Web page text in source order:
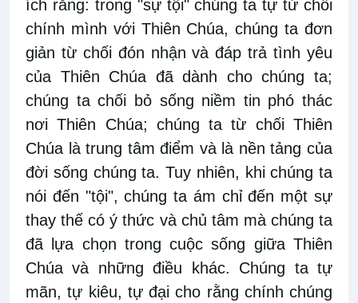
ích rằng: trong "sự tội" chúng ta tự từ chối
chính mình với Thiên Chúa, chúng ta đơn
giản từ chối đón nhận và đáp trả tình yêu
của Thiên Chúa đã dành cho chúng ta;
chúng ta chối bỏ sống niềm tin phó thác
nơi Thiên Chúa; chúng ta từ chối Thiên
Chúa là trung tâm điểm và là nền tảng của
đời sống chúng ta. Tuy nhiên, khi chúng ta
nói đến "tội", chúng ta ám chỉ đến một sự
thay thế có ý thức và chủ tâm mà chúng ta
đã lựa chọn trong cuộc sống giữa Thiên
Chúa và những điều khác. Chúng ta tự
mãn, tự kiêu, tự đại cho rằng chính chúng